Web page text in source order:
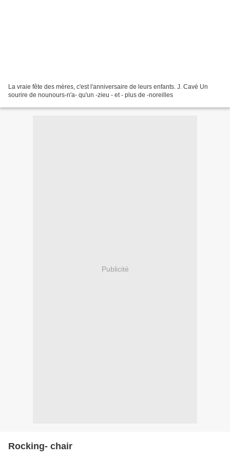
La vraie fête des mères, c'est l'anniversaire de leurs enfants. J. Cavé Un
sourire de nounours-n'a- qu'un -zieu - et - plus de -noreilles
Publicité
Rocking- chair